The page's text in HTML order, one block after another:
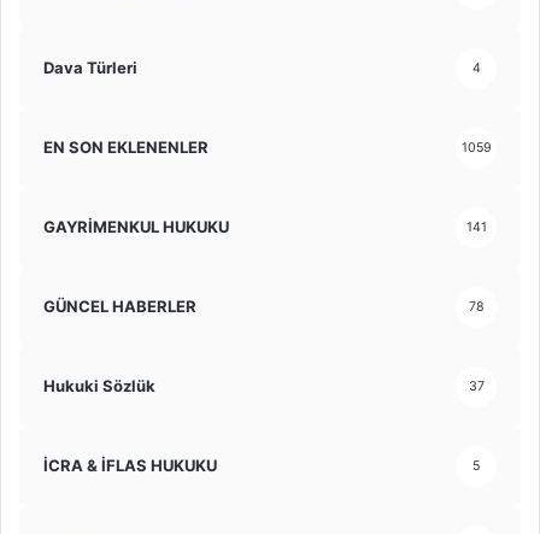
Dava Türleri 4
EN SON EKLENENLER 1059
GAYRİMENKUL HUKUKU 141
GÜNCEL HABERLER 78
Hukuki Sözlük 37
İCRA & İFLAS HUKUKU 5